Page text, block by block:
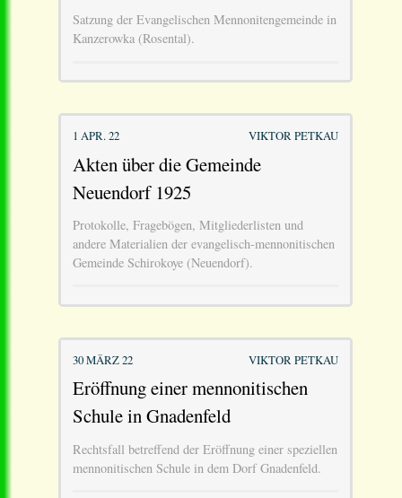
Satzung der Evangelischen Mennonitengemeinde in
Kanzerowka (Rosental).
1 APR. 22 VIKTOR PETKAU
Akten über die Gemeinde
Neuendorf 1925
Protokolle, Fragebögen, Mitgliederlisten und
andere Materialien der evangelisch-mennonitischen
Gemeinde Schirokoye (Neuendorf).
30 MÄRZ 22 VIKTOR PETKAU
Eröffnung einer mennonitischen
Schule in Gnadenfeld
Rechtsfall betreffend der Eröffnung einer speziellen
mennonitischen Schule in dem Dorf Gnadenfeld.